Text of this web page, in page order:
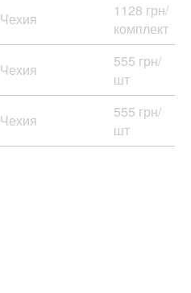
Чехия
1128 грн/
комплект
Чехия
555 грн/
шт
Чехия
555 грн/
шт